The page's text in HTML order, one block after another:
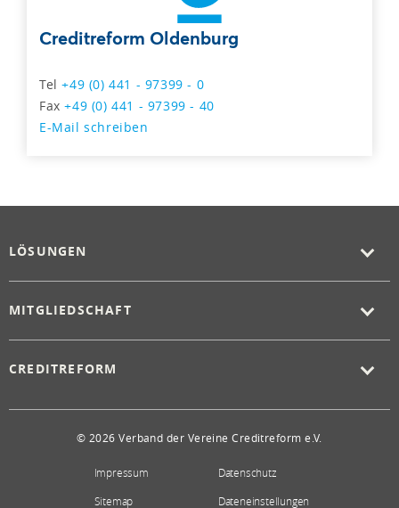
Creditreform Oldenburg
Tel+49 (0) 441 - 97399 - 0
Fax+49 (0) 441 - 97399 - 40
E-Mail schreiben
LÖSUNGEN
MITGLIEDSCHAFT
CREDITREFORM
© 2026 Verband der Vereine Creditreform e.V.
Impressum
Datenschutz
Sitemap
Dateneinstellungen